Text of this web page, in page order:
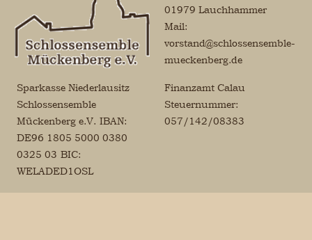
01979 Lauchhammer
Mail:
vorstand@schlossensemble-
mueckenberg.de
Sparkasse Niederlausitz
Schlossensemble
Mückenberg e.V. IBAN:
DE96 1805 5000 0380
0325 03 BIC:
WELADED1OSL
Finanzamt Calau
Steuernummer:
057/142/08383